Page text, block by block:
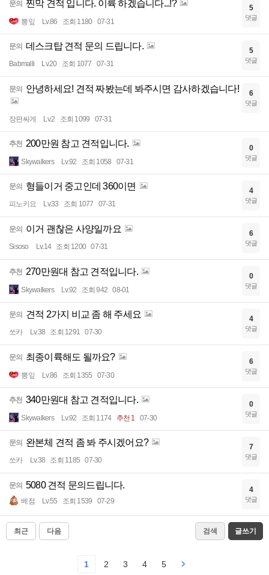
문의 찐막 견적 입니다. 이륙 하겠습니다...!?
뽕잎 Lv.86 조회 1180 07-31
5
댓글
문의 데스크탑 견적 문의 드립니다.
Babmalli Lv.20 조회 1077 07-31
5
댓글
문의 안녕하세요! 견적 짜봤는데 봐주시면 감사하겠습니다!
장판싸게 Lv.2 조회 1099 07-31
6
댓글
추천 200만원 참고 견적입니다.
Skywalkers Lv.92 조회 1058 07-31
0
댓글
문의 형들이거 중고인데 360이면
피노키요 Lv.33 조회 1077 07-31
4
댓글
문의 이거 괜찮은 사양일까요
Sisoso Lv.14 조회 1200 07-31
6
댓글
추천 270만원대 참고 견적입니다.
Skywalkers Lv.92 조회 942 08-01
0
댓글
문의 견적 2가지 비교 좀 해 주세요
쏘카 Lv.38 조회 1291 07-30
4
댓글
문의 최종이륙해도 될까요?
뽕잎 Lv.86 조회 1355 07-30
6
댓글
추천 340만원대 참고 견적입니다.
Skywalkers Lv.92 조회 1174 추천 1 07-30
0
댓글
문의 완본체 견적 좀 봐 주시겠어요?
쏘카 Lv.38 조회 1185 07-30
7
댓글
문의 5080 견적 문의드립니다.
베점 Lv.55 조회 1539 07-29
4
댓글
최근 다음 검색 글쓰기
1 2 3 4 5